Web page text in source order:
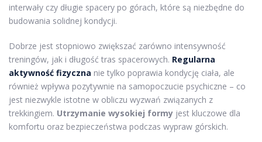
interwały czy długie spacery po górach, które są niezbędne do
budowania solidnej kondycji.
Dobrze jest stopniowo zwiększać zarówno intensywność
treningów, jak i długość tras spacerowych. Regularna
aktywność fizyczna nie tylko poprawia kondycję ciała, ale
również wpływa pozytywnie na samopoczucie psychiczne – co
jest niezwykle istotne w obliczu wyzwań związanych z
trekkingiem. Utrzymanie wysokiej formy jest kluczowe dla
komfortu oraz bezpieczeństwa podczas wypraw górskich.